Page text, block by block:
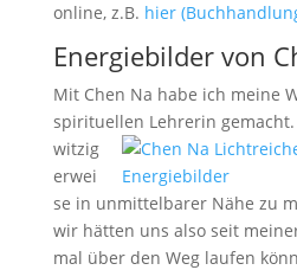
online, z.B. hier
Energiebilder von
Mit Chen Na habe ich meine
spirituellen Lehrerin
witzig
erwei
se in unmittelbarer Nähe zu
wir hätten uns also seit
mal über den Weg laufen